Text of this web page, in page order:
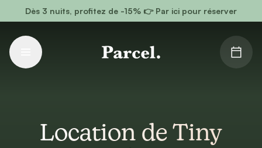
Aller au contenu principal
Dès 3 nuits, profitez de -15% 👉 Par ici pour réserver
Location de Tiny